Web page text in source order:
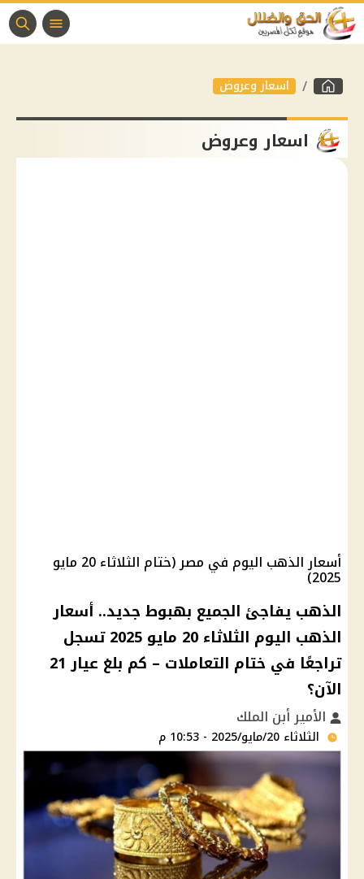
اسعار وعروض
اسعار وعروض
أسعار الذهب اليوم في مصر (ختام الثلاثاء 20 مايو
2025)
الذهب يفاجئ الجميع بهبوط جديد.. أسعار
الذهب اليوم الثلاثاء 20 مايو 2025 تسجل
تراجعًا في ختام التعاملات – كم بلغ عيار 21
الآن؟
الأمير أبن الملك
الثلاثاء 20/مايو/2025 - 10:53 م